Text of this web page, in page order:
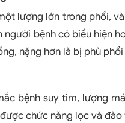
lượng lớn trong phổi,
người bệnh có biểu hiện
nặng hơn là bị phù phổi
bệnh suy tim, lượng
chức năng lọc và